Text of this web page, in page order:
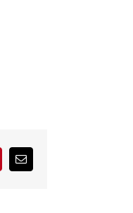
PinterestCorreo
electrónico